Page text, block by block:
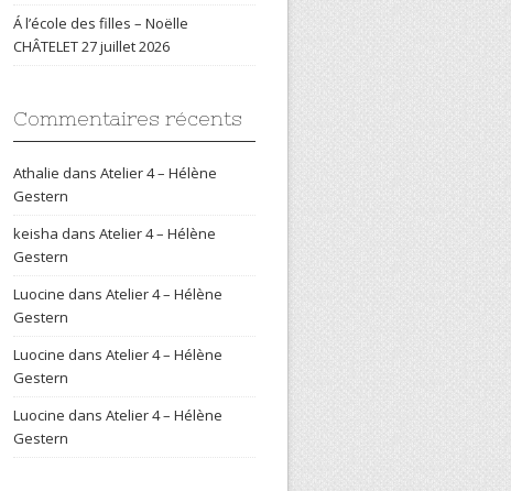
Á l’école des filles – Noëlle
CHÂTELET27 juillet 2026
Commentaires récents
Athalie dans Atelier 4 – Hélène
Gestern
keisha dans Atelier 4 – Hélène
Gestern
Luocine dans Atelier 4 – Hélène
Gestern
Luocine dans Atelier 4 – Hélène
Gestern
Luocine dans Atelier 4 – Hélène
Gestern